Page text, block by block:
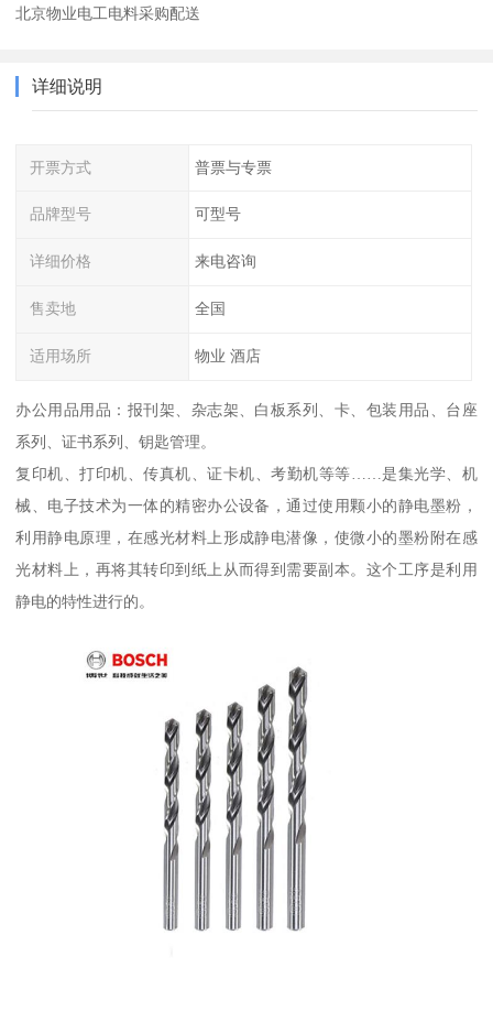
北京物业电工电料采购配送
详细说明
开票方式 普票与专票
品牌型号 可型号
详细价格 来电咨询
售卖地 全国
适用场所 物业 酒店
办公用品用品：报刊架、杂志架、白板系列、卡、包装用品、台座
系列、证书系列、钥匙管理。
复印机、打印机、传真机、证卡机、考勤机等等……是集光学、机
械、电子技术为一体的精密办公设备，通过使用颗小的静电墨粉，
利用静电原理，在感光材料上形成静电潜像，使微小的墨粉附在感
光材料上，再将其转印到纸上从而得到需要副本。这个工序是利用
静电的特性进行的。